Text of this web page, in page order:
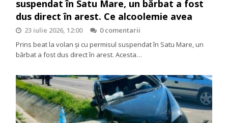
suspendat în Satu Mare, un bărbat a fost
dus direct în arest. Ce alcoolemie avea
23 iulie 2026, 12:00
0 comentarii
Prins beat la volan și cu permisul suspendat în Satu Mare, un
bărbat a fost dus direct în arest. Acesta…